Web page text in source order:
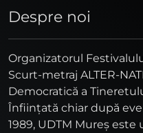
Despre noi
Organizatorul
Scurt-metraj ALTER-
Democratică a
Înfiinţată chiar după
1989, UDTM Mureş